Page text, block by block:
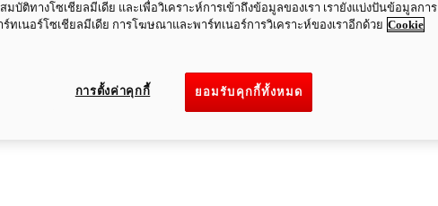
บัติทางโซเชียลมีเดีย และเพื่อวิเคราะห์การเข้าถึงข้อมูลของเรา เรายังแบ่งปันข้อมูลการ
ทเนอร์โซเชียลมีเดีย การโฆษณาและพาร์ทเนอร์การวิเคราะห์ของเราอีกด้วย Cookie
ยอมรับคุกกี้ทั้งหมด
การตั้งค่าคุกกี้